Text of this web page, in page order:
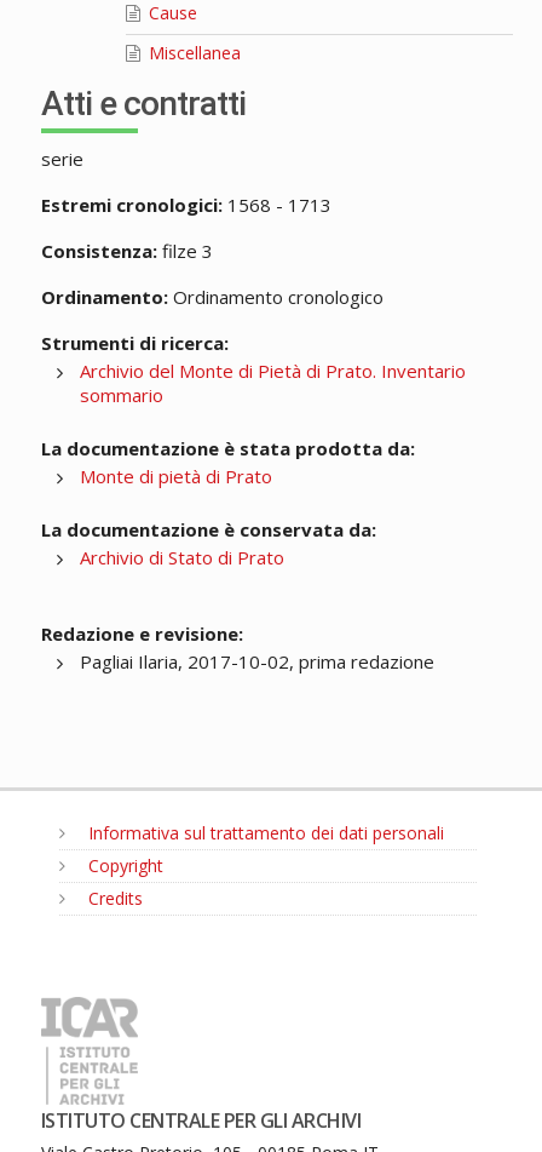
Cause
Miscellanea
Atti e contratti
serie
Estremi cronologici:1568 - 1713
Consistenza:filze 3
Ordinamento:Ordinamento cronologico
Strumenti di ricerca:
Archivio del Monte di Pietà di Prato. Inventario
sommario
La documentazione è stata prodotta da:
Monte di pietà di Prato
La documentazione è conservata da:
Archivio di Stato di Prato
Redazione e revisione:
Pagliai Ilaria, 2017-10-02, prima redazione
Informativa sul trattamento dei dati personali
Copyright
Credits
ISTITUTO CENTRALE PER GLI ARCHIVI